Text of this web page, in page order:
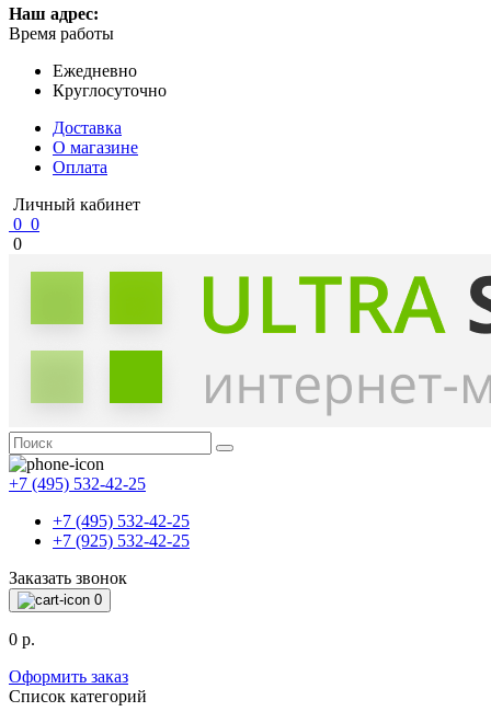
Наш адрес:
Время работы
Ежедневно
Круглосуточно
Доставка
О магазине
Оплата
Личный кабинет
0 0
0
+7 (495) 532-42-25
+7 (495) 532-42-25
+7 (925) 532-42-25
Заказать звонок
0
0 р.
Оформить заказ
Список категорий